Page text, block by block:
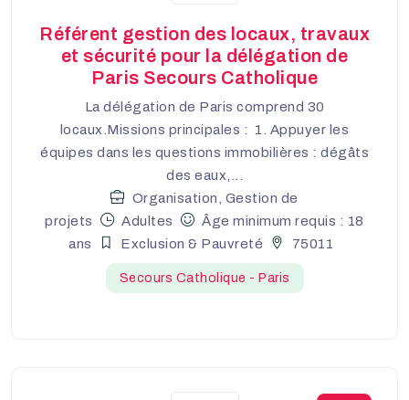
Référent gestion des locaux, travaux
et sécurité pour la délégation de
Paris Secours Catholique
La délégation de Paris comprend 30
locaux.Missions principales : 1. Appuyer les
équipes dans les questions immobilières : dégâts
des eaux,...
Organisation, Gestion de
projets
Adultes
Âge minimum requis : 18
ans
Exclusion & Pauvreté 75011
Secours Catholique - Paris